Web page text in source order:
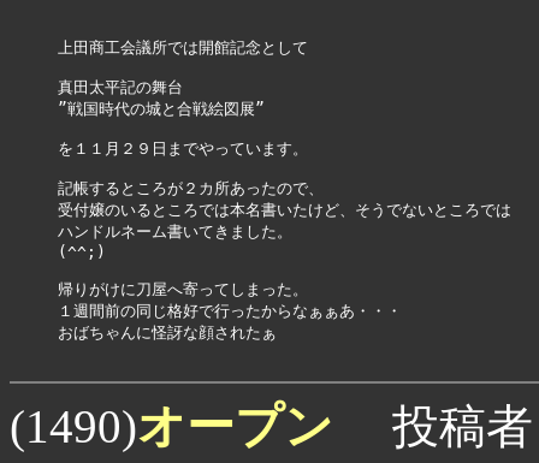
上田商工会議所では開館記念として
真田太平記の舞台
”戦国時代の城と合戦絵図展”
を１１月２９日までやっています。
記帳するところが２カ所あったので、
受付嬢のいるところでは本名書いたけど、そうでないところでは
ハンドルネーム書いてきました。
(^^;)
帰りがけに刀屋へ寄ってしまった。
１週間前の同じ格好で行ったからなぁぁあ・・・
おばちゃんに怪訝な顔されたぁ
(1490)オープン 投稿者